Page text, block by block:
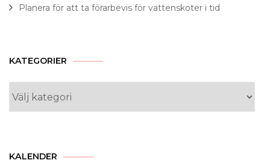
Planera för att ta förarbevis för vattenskoter i tid
KATEGORIER
KALENDER